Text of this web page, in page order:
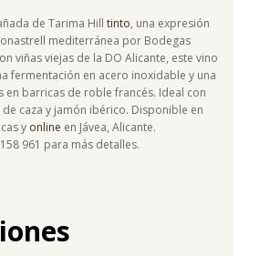
de Tarima Hill tinto, una expresión
mediterránea por Bodegas
viñas viejas de la DO Alicante, este vino
fermentación en acero inoxidable y una
en barricas de roble francés. Ideal con
caza y jamón ibérico. Disponible en
y online en Jávea, Alicante.
961 para más detalles.